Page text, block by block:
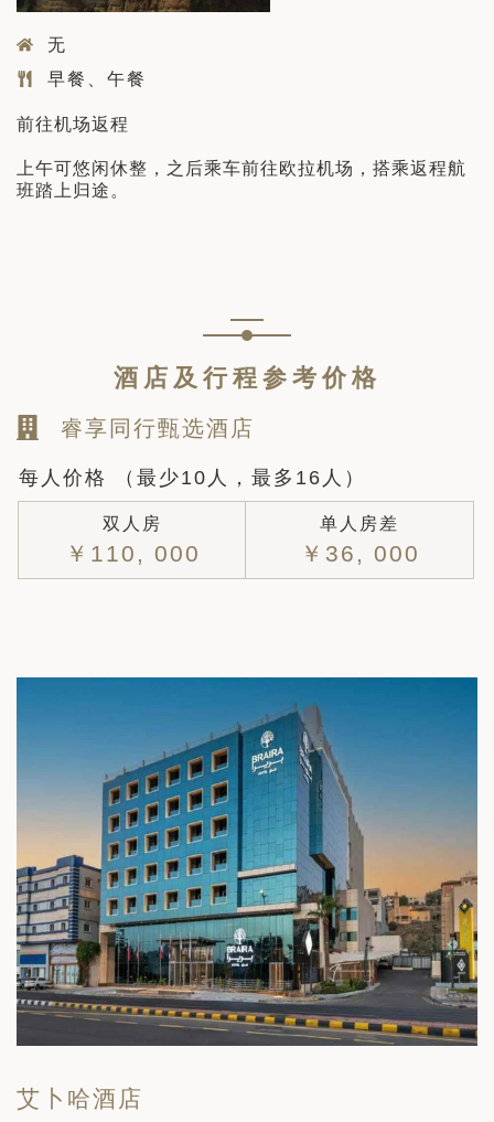
无
早餐、午餐
前往机场返程
上午可悠闲休整，之后乘车前往欧拉机场，搭乘返程航
班踏上归途。
酒店及行程参考价格
睿享同行甄选酒店
每人价格 （最少10人，最多16人）
双人房
￥110, 000
单人房差
￥36, 000
艾卜哈酒店